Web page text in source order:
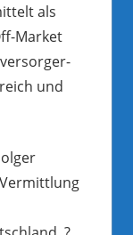
als
Market
und